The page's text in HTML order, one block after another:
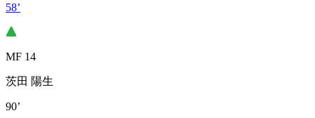
58’
MF 14
茨田 陽生
90’